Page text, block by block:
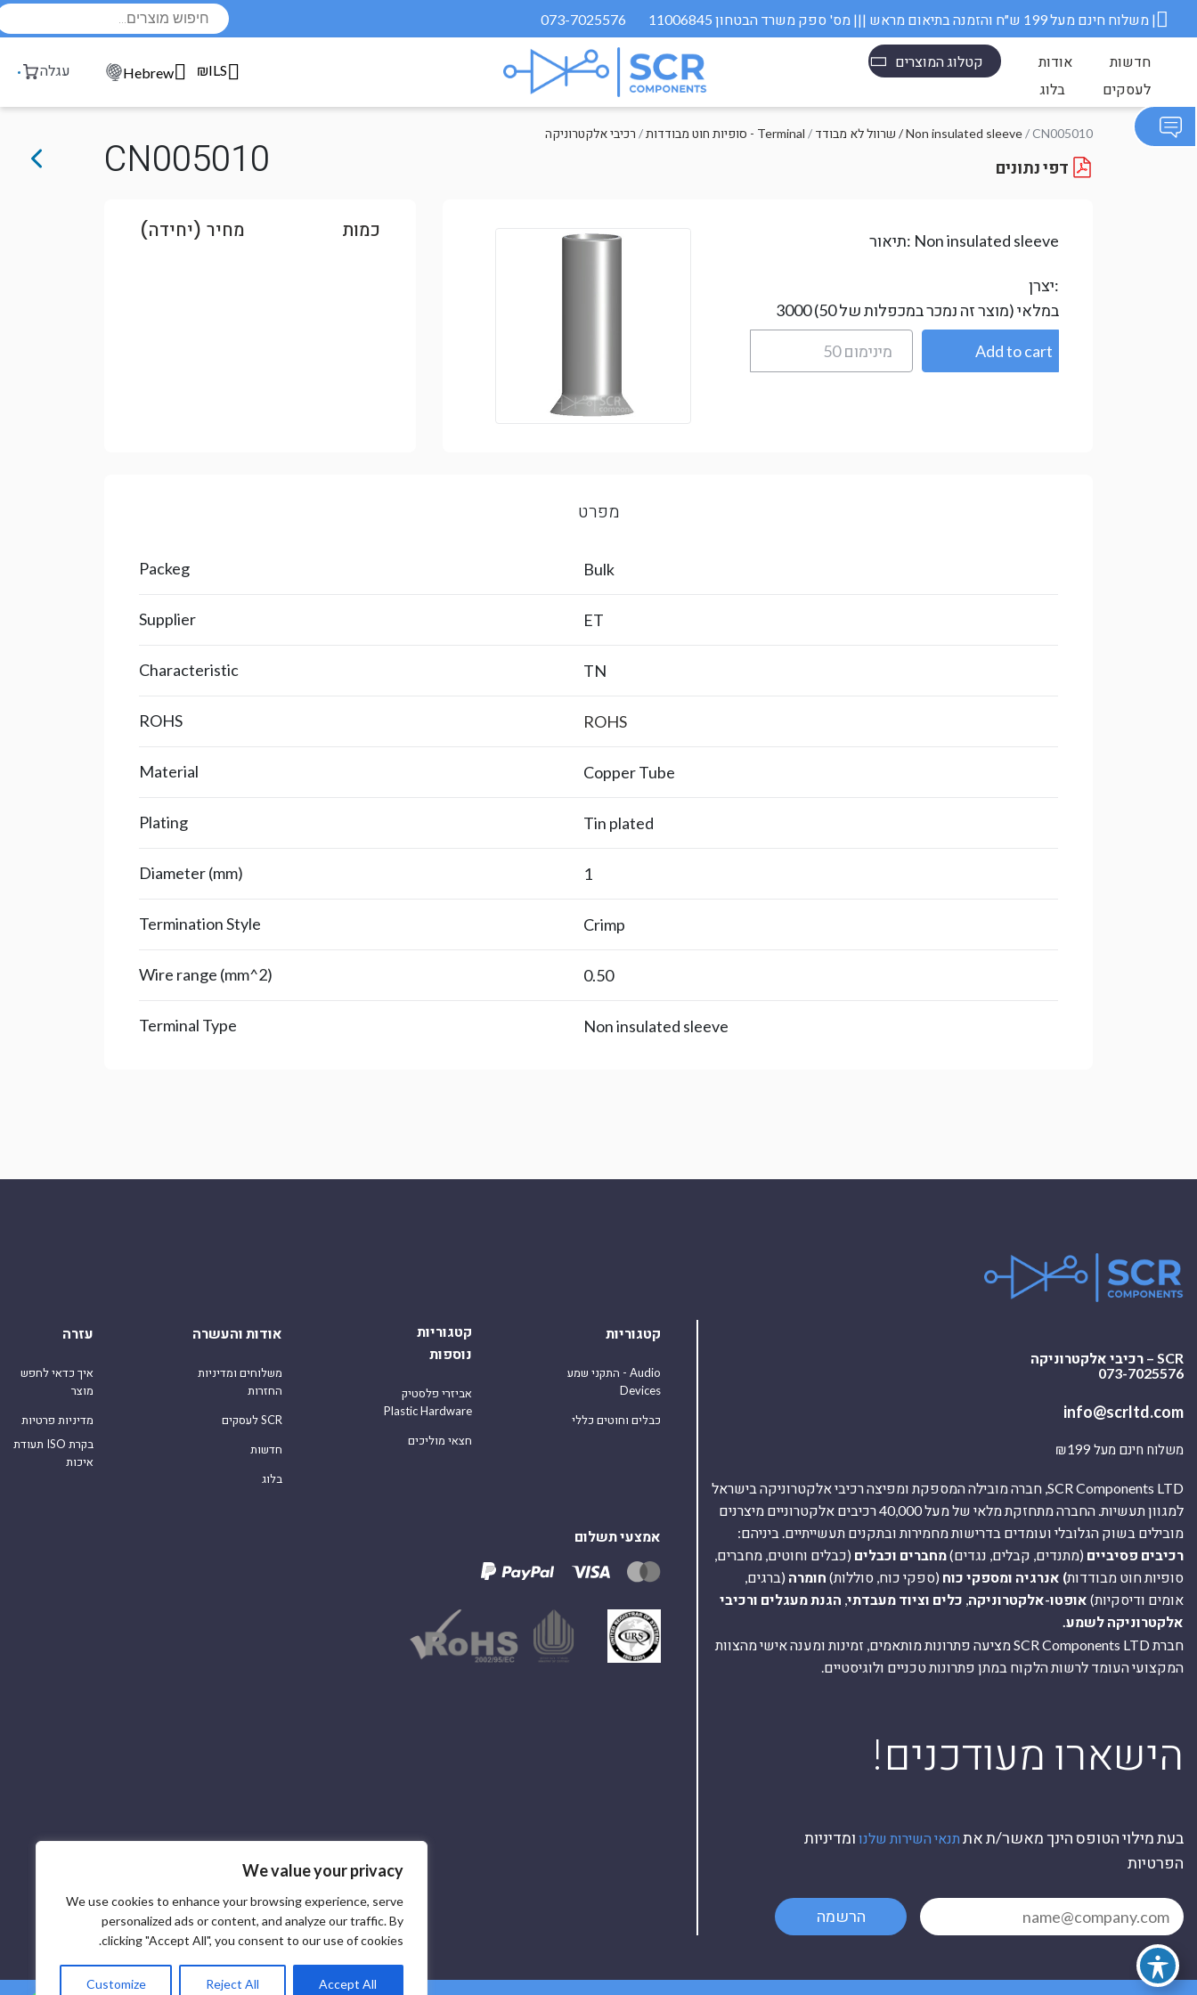
We value your privacy
We use cookies to enhance your browsing experience, serve
personalized ads or content, and analyze our traffic. By
clicking "Accept All", you consent to our use of cookies.
Customize Reject All Accept All
073-7025576 משלוח חינם מעל 199 ש״ח והזמנה בתיאום מראש ||| מס' ספק משרד הבטחון 11006845 |
קטלוג המוצרים אודות
חדשות
בלוג
לעסקים
עגלה Hebrew ₪ILS
רכיבי אלקטרוניקה / סופיות חוט מבודדות - Terminal / שרוול לא מבודד / Non insulated sleeve/ CN005010
CN005010
תיאור: Non insulated sleeve
יצרן:
3000
במלאי(מוצר זה נמכר במכפלות של 50)
כמות מחיר (יחידה)
מפרט
Packeg Bulk
Supplier ET
Characteristic TN
ROHS ROHS
Material Copper Tube
Plating Tin plated
Diameter (mm) 1
Termination Style Crimp
Wire range (mm^2) 0.50
Terminal Type Non insulated sleeve
SCR – רכיבי אלקטרוניקה
073-7025576
info@scrltd.com
משלוח חינם מעל ₪199
SCR Components LTD, חברה מובילה המספקת ומפיצה רכיבי אלקטרוניקה בישראל
למגוון תעשיות. החברה מתחזקת מלאי של מעל 40,000 רכיבים אלקטרוניים מיצרנים
מובילים בשוק הגלובלי ועומדים בדרישות מחמירות ובתקנים תעשייתיים. ביניהם:
רכיבים פסיביים (מתנדים, קבלים, נגדים)מחברים וכבלים (כבלים וחוטים, מחברים,
סופיות חוט מבודדות) אנרגיה ומספקי כוח (ספקי כוח, סוללות) חומרה (ברגים,
אומים ודיסקיות) אופטו-אלקטרוניקה כלים וציוד מעבדתי הגנת מעגלים ורכיבי
אלקטרוניקה לשמע.
חברת SCR Components LTD מציעה פתרונות מותאמים, זמינות ומענה אישי מהצוות
המקצועי העומד לרשות הלקוח במתן פתרונות טכניים ולוגיסטיים.
!הישארו מעודכנים
בעת מילוי הטופס הינך מאשר/ת את תנאי השירות שלנו ומדיניות
הפרטיות
הרשמה
קטגוריות
התקני שמע - Audio
Devices
כבלים וחוטים כללי
קטגוריות
נוספות
אביזרי פלסטיק
Plastic Hardware
חצאי מוליכים
אודות והעשרה
משלוחים ומדיניות
החזרות
לעסקים SCR
חדשות
בלוג
עזרה
איך כדאי לחפש
מוצר
מדיניות פרטיות
תעודת ISO בקרת
איכות
אמצעי תשלום